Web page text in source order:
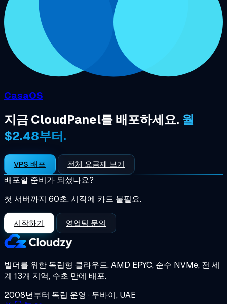
CasaOS
지금 CloudPanel를 배포하세요. 월
$2.48부터.
VPS 배포 전체 요금제 보기
배포할 준비가 되셨나요?
첫 서버까지 60초. 시작에 카드 불필요.
시작하기 영업팀 문의
빌더를 위한 독립형 클라우드.AMD EPYC, 순수 NVMe, 전 세
계 13개 지역, 수초 만에 배포.
2008년부터 독립 운영 · 두바이, UAE